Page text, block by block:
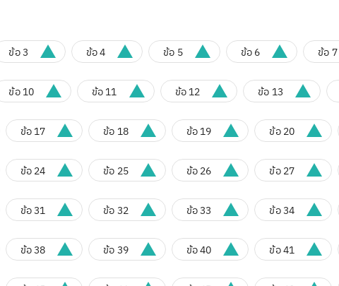
ข้อ 3 ข้อ 4 ข้อ 5 ข้อ 6 ข้อ 7
ข้อ 10 ข้อ 11 ข้อ 12 ข้อ 13
ข้อ 17 ข้อ 18 ข้อ 19 ข้อ 20
ข้อ 24 ข้อ 25 ข้อ 26 ข้อ 27
ข้อ 31 ข้อ 32 ข้อ 33 ข้อ 34
ข้อ 38 ข้อ 39 ข้อ 40 ข้อ 41